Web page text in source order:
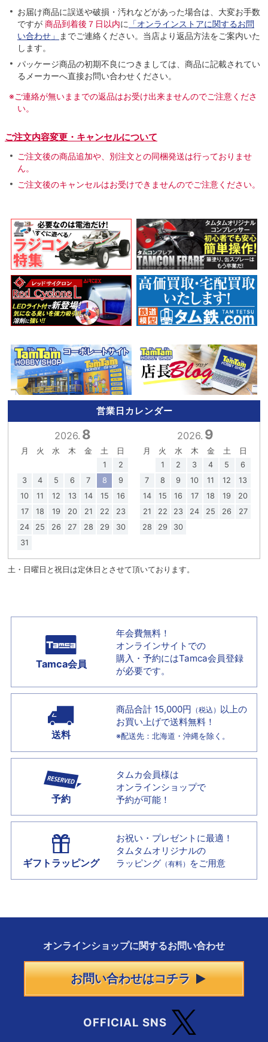
お届け商品に誤送や破損・汚れなどがあった場合は、大変お手数
ですが 商品到着後７日以内に 「オンラインストアに関するお問
い合わせ」
までご連絡ください。当店より返品方法をご案内いた
します。
パッケージ商品の初期不良につきましては、商品に記載されてい
るメーカーへ直接お問い合わせください。
※ご連絡が無いままでの返品はお受け出来ませんのでご注意くださ
い。
ご注文内容変更・キャンセルについて
ご注文後の商品追加や、別注文との同梱発送は行っておりませ
ん。
ご注文後のキャンセルはお受けできませんのでご注意ください。
営業日カレンダー
2026. 8
月 火 水 木 金 土
日
1
2
3
4 5 6 7 8
9
10
11 12 13 14 15
16
17
18 19 20 21 22
23
24
25 26 27 28 29
30
31
2026. 9
月 火 水 木 金 土
日
1
2 3 4 5
6
7
8 9 10 11 12
13
14
15 16 17 18 19
20
21
22 23 24 25 26
27
28
29 30
土・日曜日と祝日は定休日とさせて頂いております。
Tamca会員
年会費無料！
オンラインサイトでの
購入・予約にはTamca会員登録
が必要です。
送料
商品合計 15,000円 （税込） 以上の
お買い上げで送料無料！
※配送先：北海道・沖縄を除く。
予約
タムカ会員様は
オンラインショップで
予約が可能！
ギフトラッピング
お祝い・プレゼントに最適！
タムタムオリジナルの
ラッピング （有料） をご用意
オンラインショップに関するお問い合わせ
お問い合わせはコチラ
OFFICIAL SNS